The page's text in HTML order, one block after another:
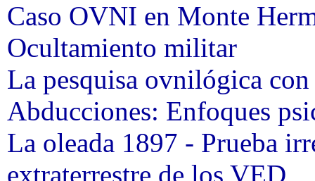
Caso OVNI en Monte
Ocultamiento militar
La pesquisa ovnilógica
Abducciones: Enfoques
La oleada 1897 - Prueba
extraterrestre de los VED